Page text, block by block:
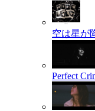
空は星が
Perfect